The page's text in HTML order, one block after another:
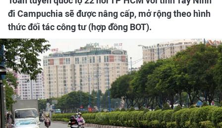
đi Campuchia sẽ được nâng cấp, mở rộng theo hình
thức đối tác công tư (hợp đồng BOT).